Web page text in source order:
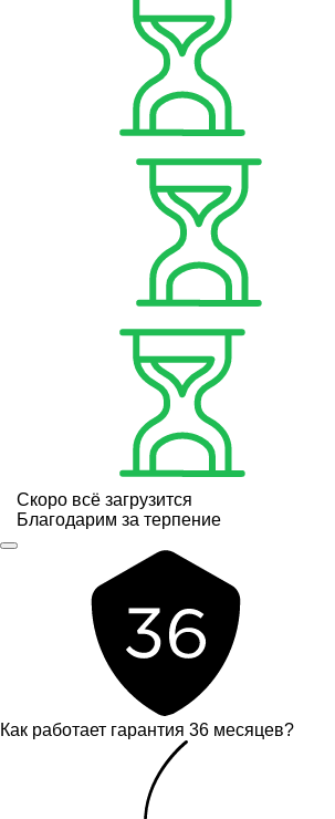
Скоро всё загрузится
Благодарим за терпение
Как работает гарантия 36 месяцев?